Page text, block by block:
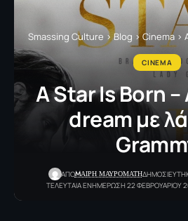
Smassing Culture >Blog >Cinema >
CINEMA
A Star Is Born
dream με
ΑΠΟMΑΙΡΗ ΜΑΥΡΟΜΑΤΗ
ΤΕΛΕΥΤΑΙΑ ΕΝΗΜΕΡΩΣΗ 22 ΦΕΒΡΟΥΑΡΙΟΥ